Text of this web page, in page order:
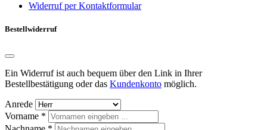
Widerruf per Kontaktformular
Bestellwiderruf
Ein Widerruf ist auch bequem über den Link in Ihrer
Bestellbestätigung oder das Kundenkonto möglich.
Anrede
Vorname *